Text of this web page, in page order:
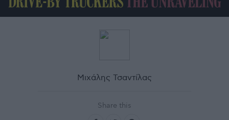
Μιχάλης Τσαντίλας
Share this